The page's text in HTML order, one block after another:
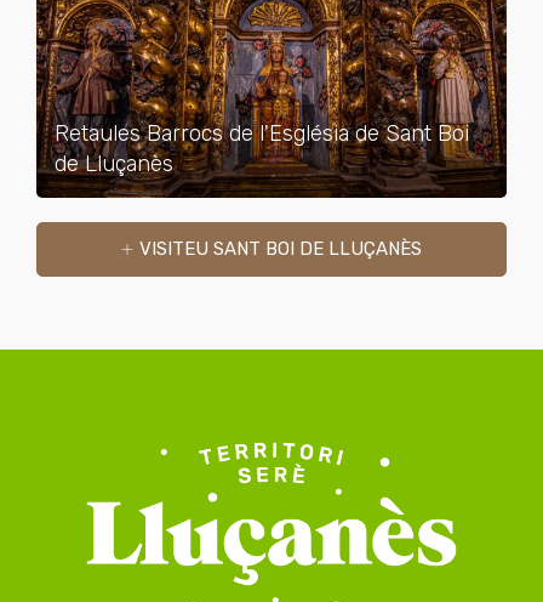
Retaules Barrocs de l'Església de Sant Boi
de Lluçanès
VISITEU SANT BOI DE LLUÇANÈS